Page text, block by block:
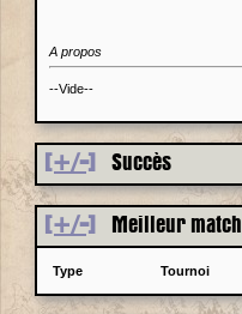
A propos
--Vide--
[+/-] Succès
[+/-] Meilleur match
Type Tournoi